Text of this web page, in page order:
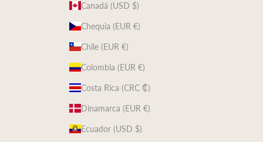
Canadá (USD $)
Chequia (EUR €)
Chile (EUR €)
Colombia (EUR €)
Costa Rica (CRC ₡)
Dinamarca (EUR €)
Ecuador (USD $)